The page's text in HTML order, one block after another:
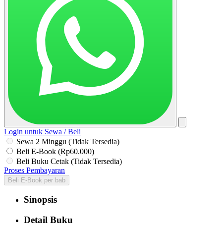
Login untuk Sewa / Beli
Sewa 2 Minggu (Tidak Tersedia)
Beli E-Book (Rp60.000)
Beli Buku Cetak (Tidak Tersedia)
Proses Pembayaran
Beli E-Book per bab
Sinopsis
Detail Buku